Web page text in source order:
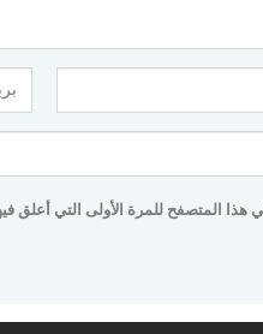
المتصفح للمرة الأولى التي أعلق